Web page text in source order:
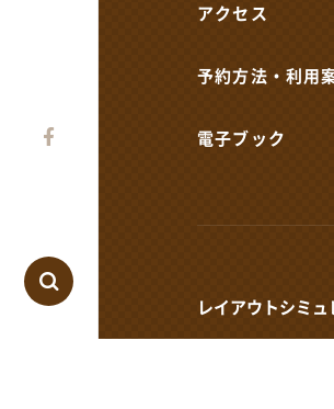
アクセス
予約方法・利用
電子ブック
レイアウトシミュ
※日曜